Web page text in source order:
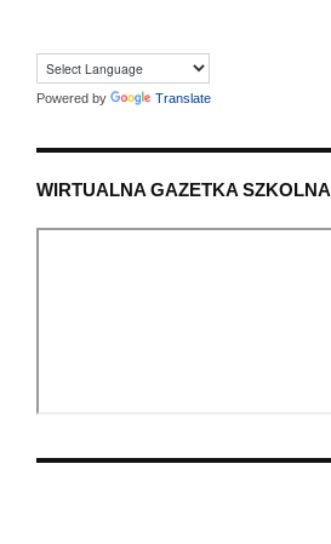
Powered by Translate
WIRTUALNA GAZETKA SZKOLNA